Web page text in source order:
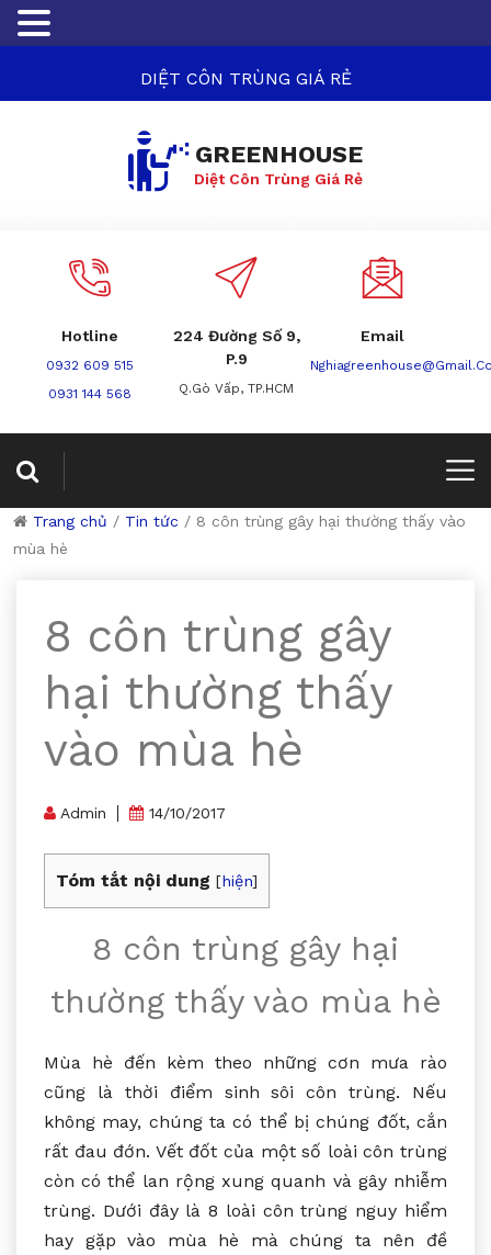
DIỆT CÔN TRÙNG GIÁ RẺ
GREENHOUSE
Diệt Côn Trùng Giá Rẻ
Hotline
0932 609 515
0931 144 568
224 Đường Số 9,
P.9
Q.Gò Vấp, TP.HCM
Email
Trang chủ / Tin tức / 8 côn trùng gây hại thường thấy vào
mùa hè
8 côn trùng gây
hại thường thấy
vào mùa hè
Admin 14/10/2017
Tóm tắt nội dung [hiện]
8 côn trùng gây hại
thường thấy vào mùa hè
Mùa hè đến kèm theo những cơn mưa rào
cũng là thời điểm sinh sôi côn trùng. Nếu
không may, chúng ta có thể bị chúng đốt, cắn
rất đau đớn. Vết đốt của một số loài côn trùng
còn có thể lan rộng xung quanh và gây nhiễm
trùng. Dưới đây là 8 loài côn trùng nguy hiểm
hay gặp vào mùa hè mà chúng ta nên đề